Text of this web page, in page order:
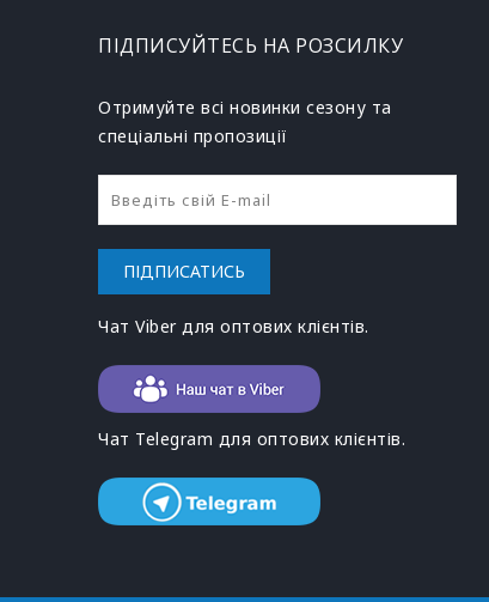
ПІДПИСУЙТЕСЬ НА РОЗСИЛКУ
Отримуйте всі новинки сезону та
спеціальні пропозиції
ПІДПИСАТИСЬ
Чат Viber для оптових клієнтів.
Чат Telegram для оптових клієнтів.